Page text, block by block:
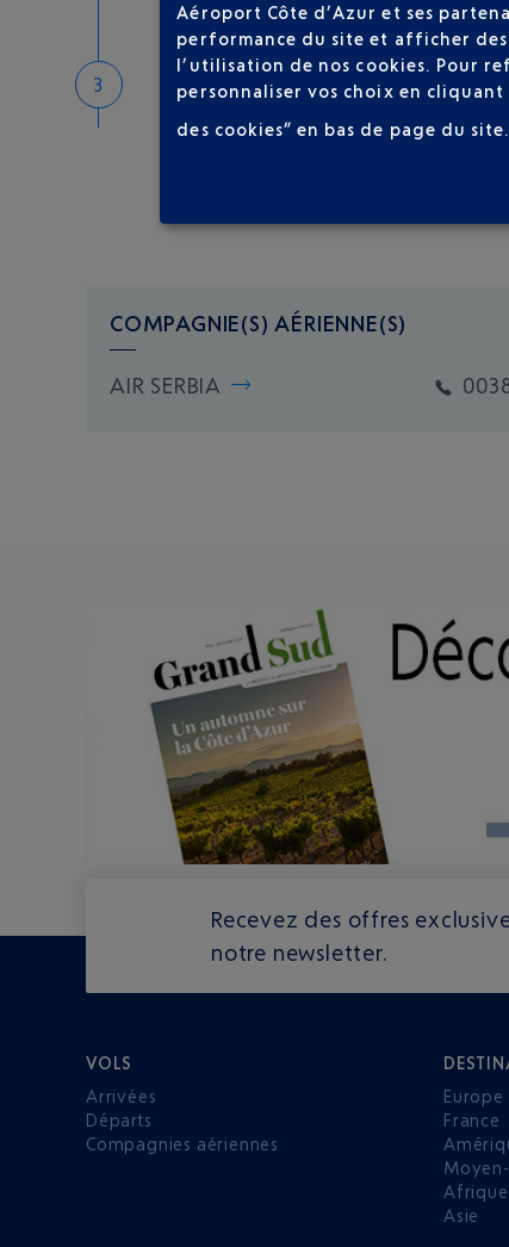
Bienvenue sur la Côte
Hôtels de proximité
COMPAGNIE(S) AÉRIENNE(S)
AIR SERBIA
Recevez des offres
notre newsletter.
VOLS
Arrivées
Départs
Compagnies aériennes
Europe
France
Asie
Aéroport Côte d’Azur et ses
performance du site et afficher
l’utilisation de nos cookies. Pour
personnaliser vos choix en
des cookies” en bas de page du site.